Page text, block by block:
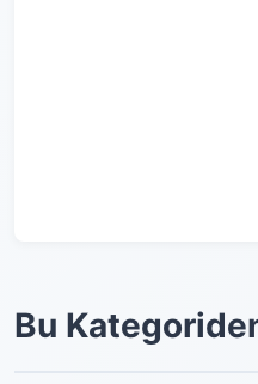
Bu